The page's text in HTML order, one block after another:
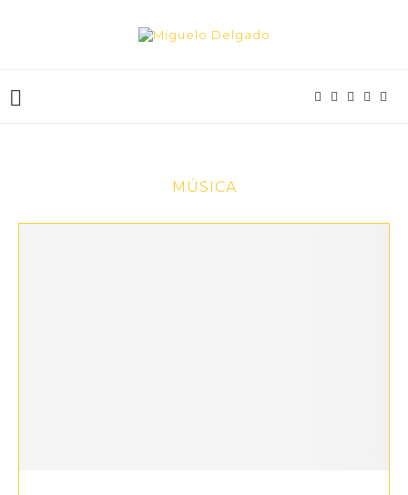
MÚSICA